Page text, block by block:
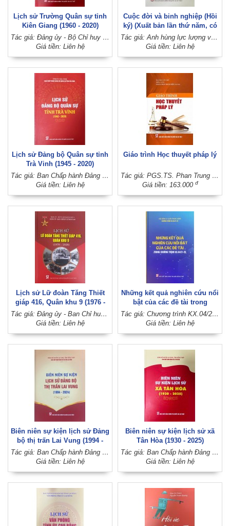
Lịch sử Trường Quân sự tỉnh
Kiên Giang (1960 - 2020)
Tác giả: Đảng ủy - Bộ Chỉ huy quân sự tỉnh Kiên Giang
Giá tiền: Liên hệ
Cuộc đời và binh nghiệp (Hồi
ký) (Xuất bản lần thứ năm, có
sửa chữa, bổ sung)
Tác giả: Anh hùng lực lượng vũ trang nhân dân, Thiếu tướng Trần Ngọc Thổ
Giá tiền: Liên hệ
Lịch sử Đảng bộ Quân sự tỉnh
Trà Vinh (1945 - 2020)
Tác giả: Ban Chấp hành Đảng bộ Quân sự tỉnh Trà Vinh (Tỉnh ủy Trà Vinh)
Giá tiền: Liên hệ
Giáo trình Học thuyết pháp lý
Tác giả: PGS.TS. Phan Trung Hiền (Chủ biên)
Giá tiền: 163.000 đ
Lịch sử Lữ đoàn Tăng Thiết
giáp 416, Quân khu 9 (1976 -
2026)
Tác giả: Đảng ủy - Ban Chỉ huy Lữ đoàn 416 (Đảng ủy - Bộ Tư lệnh Quân khu 9)
Giá tiền: Liên hệ
Những kết quả nghiên cứu nổi
bật của các đề tài trong
Chương trình KX.04/21-25 Tác giả: Chương trình KX.04/21-25 (Hội đồng Lý luận Trung ương)
Giá tiền: Liên hệ
Biên niên sự kiện lịch sử Đảng
bộ thị trấn Lai Vung (1994 -
2024)
Tác giả: Ban Chấp hành Đảng bộ thị trấn Lai Vung (Đảng bộ huyện Lai Vung, tỉnh Đồng Tháp)
Giá tiền: Liên hệ
Biên niên sự kiện lịch sử xã
Tân Hòa (1930 - 2025)
Tác giả: Ban Chấp hành Đảng bộ xã Tân Hòa (Đảng bộ huyện Lai Vung, tỉnh Đồng Tháp)
Giá tiền: Liên hệ